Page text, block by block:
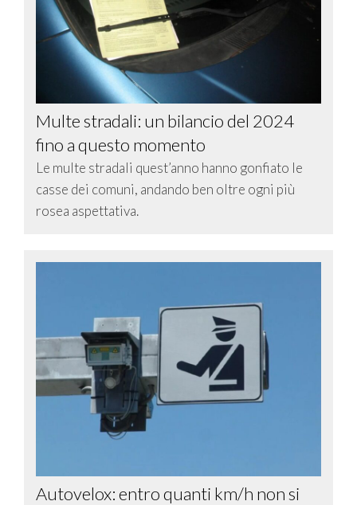
Multe stradali: un bilancio del 2024
fino a questo momento
Le multe stradali quest’anno hanno gonfiato le
casse dei comuni, andando ben oltre ogni più
rosea aspettativa.
Autovelox: entro quanti km/h non si